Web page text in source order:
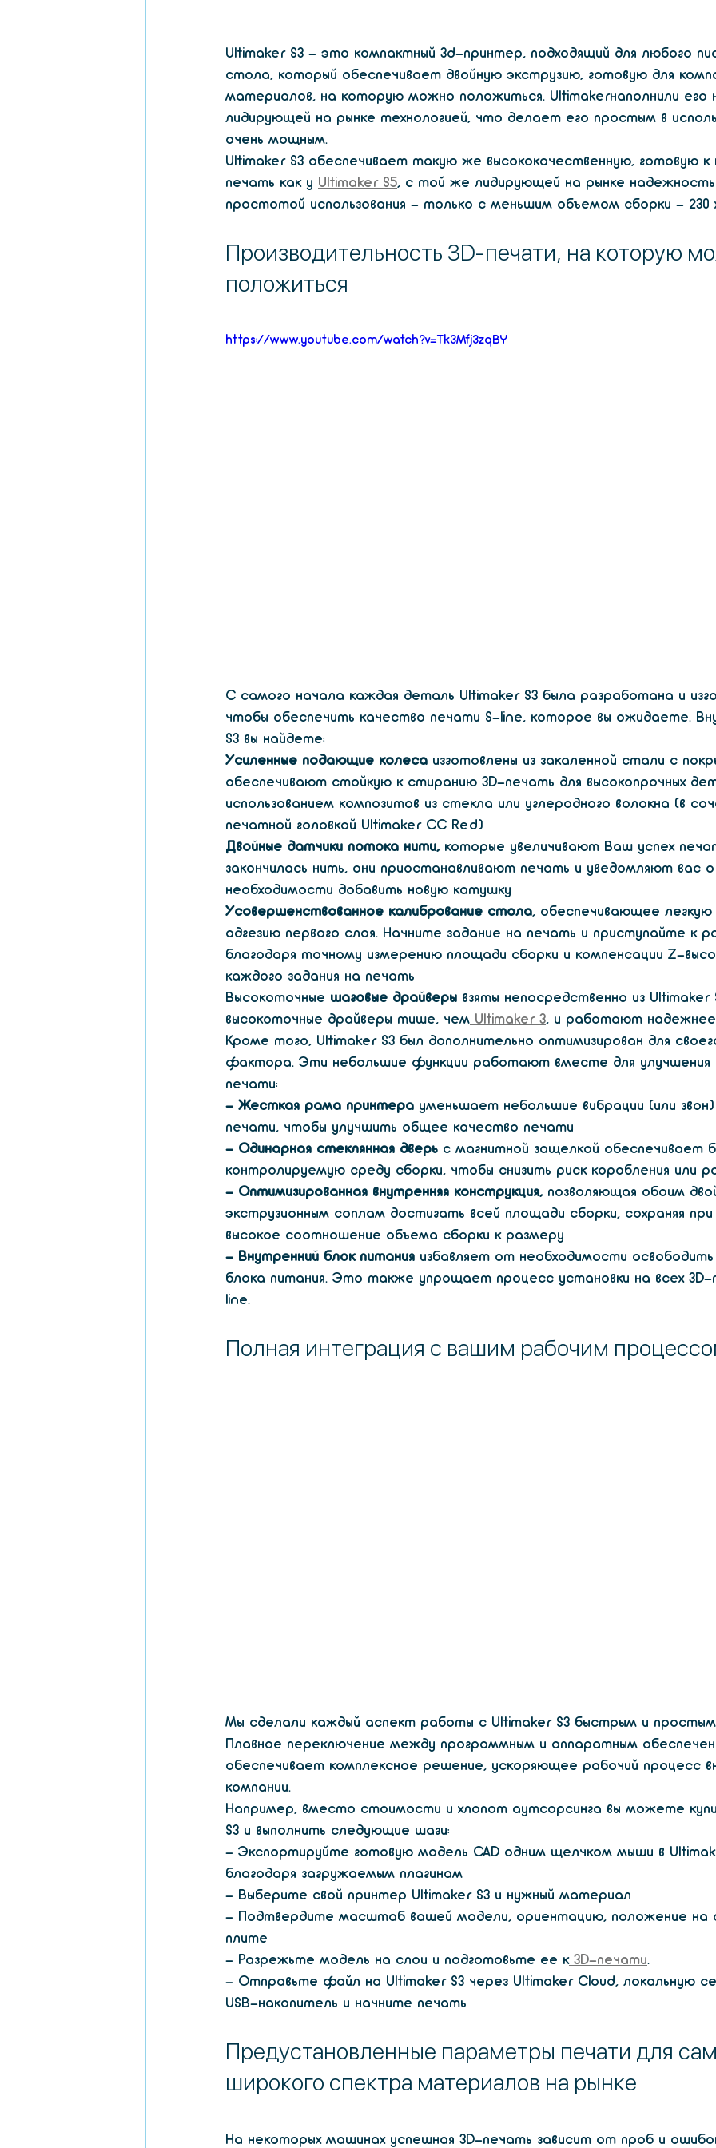
Ultimaker S3 - это компактный 3d-принтер, подходящий для любого
стола, который обеспечивает двойную экструзию, готовую для
материалов, на которую можно положиться. Ultimakerнаполнили его
лидирующей на рынке технологией, что делает его простым в
очень мощным.
Ultimaker S3 обеспечивает такую же высококачественную, готовую к
печать как у Ultimaker S5, с той же лидирующей на рынке
простотой использования - только с меньшим объемом сборки - 230
Производительность 3D-печати, на которую
положиться
https://www.youtube.com/watch?v=Tk3Mfj3zqBY
С самого начала каждая деталь Ultimaker S3 была разработана и
чтобы обеспечить качество печати S-line, которое вы ожидаете.
S3 вы найдете:
Усиленные подающие колеса изготовлены из закаленной стали с
обеспечивают стойкую к стиранию 3D-печать для высокопрочных
использованием композитов из стекла или углеродного волокна (в
печатной головкой Ultimaker CC Red)
Двойные датчики потока нити, которые увеличивают Ваш успех
закончилась нить, они приостанавливают печать и уведомляют вас о
необходимости добавить новую катушку
Усовершенствованное калибрование стола, обеспечивающее
адгезию первого слоя. Начните задание на печать и приступайте к
благодаря точному измерению площади сборки и компенсации Z-
каждого задания на печать
Высокоточные шаговые драйверы взяты непосредственно из Ultimaker
высокоточные драйверы тише, чем Ultimaker 3, и работают надежнее
Кроме того, Ultimaker S3 был дополнительно оптимизирован для
фактора. Эти небольшие функции работают вместе для улучшения
печати:
- Жесткая рама принтера уменьшает небольшие вибрации (или
печати, чтобы улучшить общее качество печати
- Одинарная стеклянная дверь с магнитной защелкой обеспечивает
контролируемую среду сборки, чтобы снизить риск коробления или
- Оптимизированная внутренняя конструкция, позволяющая обоим
экструзионным соплам достигать всей площади сборки, сохраняя
высокое соотношение объема сборки к размеру
- Внутренний блок питания избавляет от необходимости
блока питания. Это также упрощает процесс установки на всех 3D-
line.
Полная интеграция с вашим рабочим
Мы сделали каждый аспект работы с Ultimaker S3 быстрым и
Плавное переключение между программным и аппаратным
обеспечивает комплексное решение, ускоряющее рабочий процесс
компании.
Например, вместо стоимости и хлопот аутсорсинга вы можете
S3 и выполнить следующие шаги:
- Экспортируйте готовую модель CAD одним щелчком мыши в
благодаря загружаемым плагинам
- Выберите свой принтер Ultimaker S3 и нужный материал
- Подтвердите масштаб вашей модели, ориентацию, положение на
плите
- Разрежьте модель на слои и подготовьте ее к 3D-печати.
- Отправьте файл на Ultimaker S3 через Ultimaker Cloud, локальную
USB-накопитель и начните печать
Предустановленные параметры печати для
широкого спектра материалов на рынке
На некоторых машинах успешная 3D-печать зависит от проб и